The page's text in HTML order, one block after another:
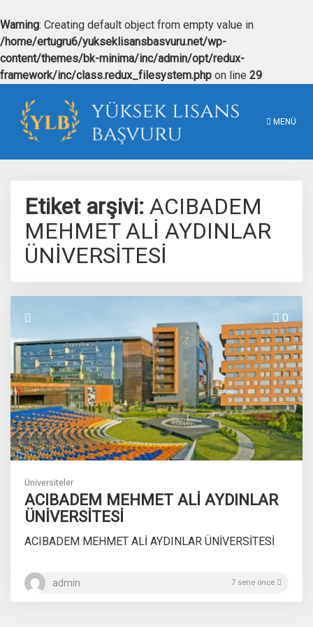
Warning: Creating default object from empty value in
/home/ertugru6/yukseklisansbasvuru.net/wp-
content/themes/bk-minima/inc/admin/opt/redux-
framework/inc/class.redux_filesystem.php on line 29
MENÜ
Etiket arşivi: ACIBADEM
MEHMET ALİ AYDINLAR
ÜNİVERSİTESİ
0
Üniversiteler
ACIBADEM MEHMET ALİ AYDINLAR
ÜNİVERSİTESİ
ACIBADEM MEHMET ALİ AYDINLAR ÜNİVERSİTESİ
admin 7 sene önce
×
Bir Şeyler Ara
Yaz ve entera tıkla